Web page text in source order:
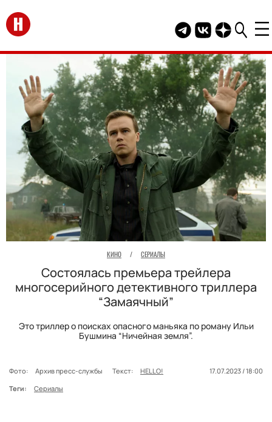
Перейти на главную
Telegram канал
Группа HELLO
Канал
КИНО / СЕРИАЛЫ
Состоялась премьера трейлера
многосерийного детективного триллера
“Замаячный”
Это триллер о поисках опасного маньяка по роману Ильи
Бушмина “Ничейная земля”.
Фото: Архив пресс-службы Текст: HELLO!
17.07.2023 / 18:00
Теги:
Сериалы